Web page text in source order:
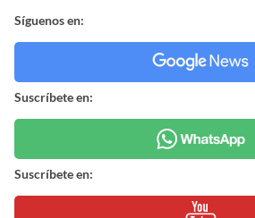
Síguenos en:
Suscríbete en:
Suscríbete en: